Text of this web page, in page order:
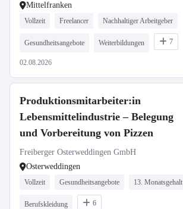
Mittelfranken
Vollzeit Freelancer Nachhaltiger Arbeitgeber
Gesundheitsangebote Weiterbildungen 7
02.08.2026
Produktionsmitarbeiter:in
Lebensmittelindustrie – Belegung
und Vorbereitung von Pizzen
Freiberger Osterweddingen GmbH
Osterweddingen
Vollzeit Gesundheitsangebote 13. Monatsgehalt
Berufskleidung 6